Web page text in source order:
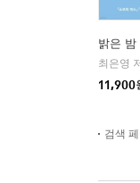
밝은 밤
최은영
11,900
검색